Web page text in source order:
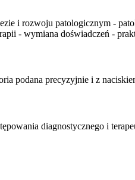
i rozwoju patologicznym -
- wymiana doświadczeń -
podana precyzyjnie i z
diagnostycznego i